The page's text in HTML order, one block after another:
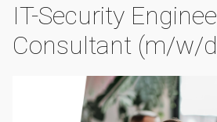
IT-Security
Consultant (m/w/